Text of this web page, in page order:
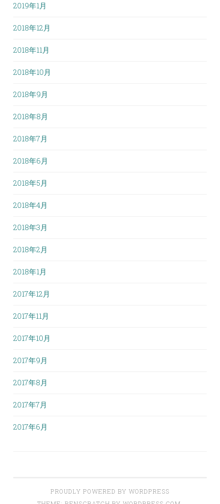
2019年1月
2018年12月
2018年11月
2018年10月
2018年9月
2018年8月
2018年7月
2018年6月
2018年5月
2018年4月
2018年3月
2018年2月
2018年1月
2017年12月
2017年11月
2017年10月
2017年9月
2017年8月
2017年7月
2017年6月
PROUDLY POWERED BY WORDPRESS